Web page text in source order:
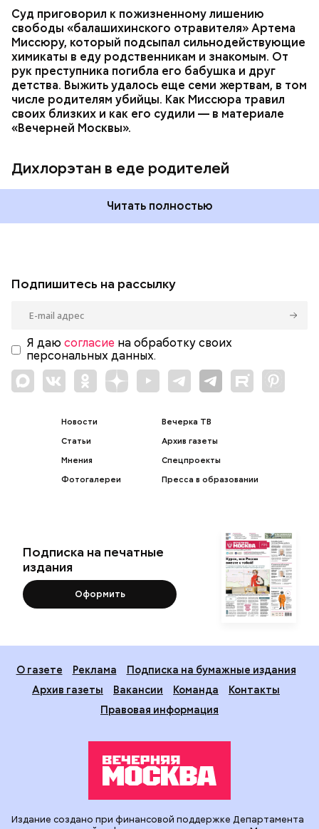
Суд приговорил к пожизненному лишению
свободы «балашихинского отравителя» Артема
Миссюру, который подсыпал сильнодействующие
химикаты в еду родственникам и знакомым. От
рук преступника погибла его бабушка и друг
детства. Выжить удалось еще семи жертвам, в том
числе родителям убийцы. Как Миссюра травил
своих близких и как его судили — в материале
«Вечерней Москвы».
Дихлорэтан в еде родителей
Читать полностью
Подпишитесь на рассылку
Я даю согласие на обработку своих
персональных данных.
Новости
Статьи
Мнения
Фотогалереи
Вечерка ТВ
Архив газеты
Спецпроекты
Пресса в образовании
Подписка на печатные
издания
Оформить
О газете Реклама
Подписка на бумажные издания
Архив газеты
Вакансии Команда
Контакты
Правовая информация
Издание создано при финансовой поддержке Департамента